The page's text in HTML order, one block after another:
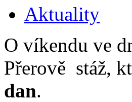
Aktuality
O víkendu ve
Přerově stáž,
dan.